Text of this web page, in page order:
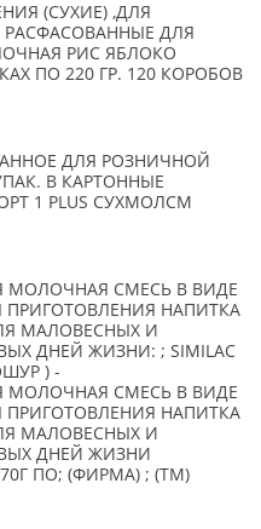
(СУХИЕ) ,ДЛЯ
РАСФАСОВАННЫЕ ДЛЯ
РИС ЯБЛОКО
ПО 220 ГР. 120 КОРОБОВ
ДЛЯ РОЗНИЧНОЙ
В КАРТОННЫЕ
1 PLUS СУХМОЛСМ
МОЛОЧНАЯ СМЕСЬ В ВИДЕ
НАПИТКА
МАЛОВЕСНЫХ И
ДНЕЙ ЖИЗНИ: ; SIMILAC
) -
МОЛОЧНАЯ СМЕСЬ В ВИДЕ
НАПИТКА
МАЛОВЕСНЫХ И
ДНЕЙ ЖИЗНИ
ПО; (ФИРМА) ; (TM)